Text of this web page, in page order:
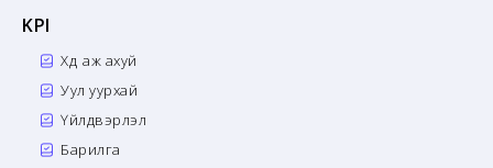
KPI
Хөдөө аж ахуй
Уул уурхай
Үйлдвэрлэл
Барилга